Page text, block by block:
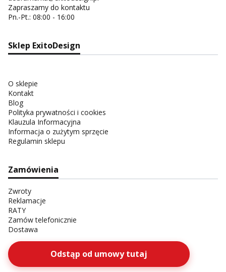
Zapraszamy do kontaktu
Pn.-Pt.: 08:00 - 16:00
Sklep ExitoDesign
O sklepie
Kontakt
Blog
Polityka prywatności i cookies
Klauzula Informacyjna
Informacja o zużytym sprzęcie
Regulamin sklepu
Zamówienia
Zwroty
Reklamacje
RATY
Zamów telefonicznie
Dostawa
Odstąp od umowy tutaj